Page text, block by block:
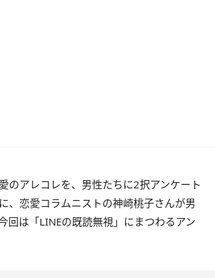
のアレコレを、男性たちに2択アンケート
、恋愛コラムニストの神崎桃子さんが男
回は「LINEの既読無視」にまつわるアン